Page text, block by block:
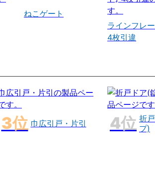
ねこゲート
ラインフレ
4枚引違
巾広引戸・片引
折
プ)